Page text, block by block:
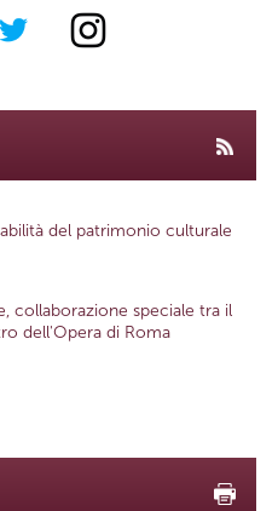
del patrimonio culturale
collaborazione speciale tra il
dell'Opera di Roma